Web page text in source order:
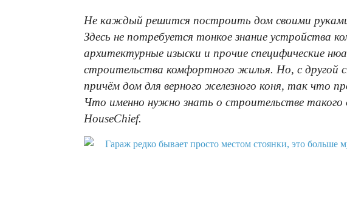
Не каждый решится построить дом своими
Здесь не потребуется тонкое знание устройства
архитектурные изыски и прочие специфические
строительства комфортного жилья. Но, с
причём дом для верного железного коня, так что
Что именно нужно знать о строительстве такого
HouseChief.